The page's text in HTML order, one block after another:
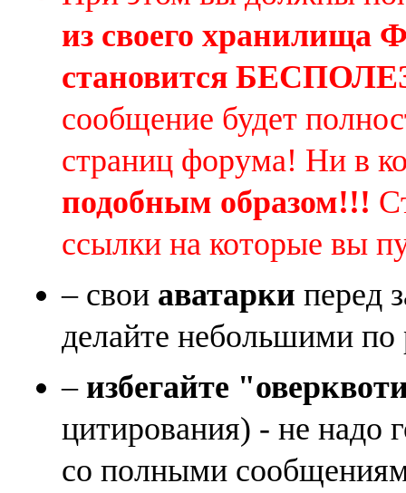
из своего
становится
сообщение будет
страниц форума! Ни в
подобным образом!!!
ссылки на которые вы
– свои аватарки перед
делайте небольшими по
– избегайте
цитирования) - не надо
со полными